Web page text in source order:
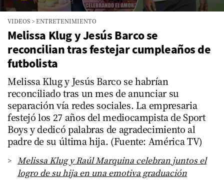
seconds
minutes,
29
seconds
VIDEOS >ENTRETENIMIENTO
Melissa Klug y Jesús Barco se
reconcilian tras festejar cumpleaños de
futbolista
Melissa Klug y Jesús Barco se habrían
reconciliado tras un mes de anunciar su
separación vía redes sociales. La empresaria
festejó los 27 años del mediocampista de Sport
Boys y dedicó palabras de agradecimiento al
padre de su última hija. (Fuente: América TV)
Melissa Klug y Raúl Marquina celebran juntos el
logro de su hija en una emotiva graduación